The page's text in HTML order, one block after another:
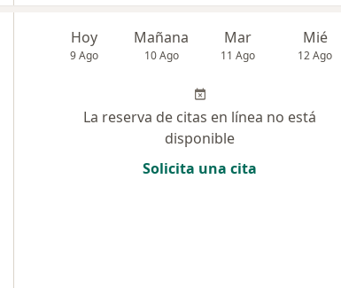
Hoy
9 Ago
Mañana
10 Ago
Mar
11 Ago
Mié
12 Ago
La reserva de citas en línea no está
disponible
Solicita una cita